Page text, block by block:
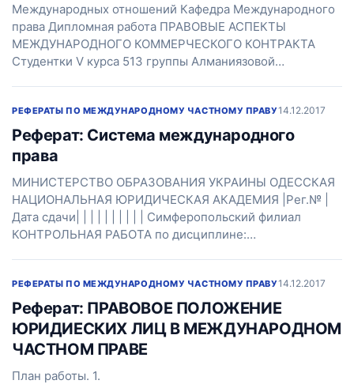
Международных отношений Кафедра Международного
права Дипломная работа ПРАВОВЫЕ АСПЕКТЫ
МЕЖДУНАРОДНОГО КОММЕРЧЕСКОГО КОНТРАКТА
Студентки V курса 513 группы Алманиязовой…
РЕФЕРАТЫ ПО МЕЖДУНАРОДНОМУ ЧАСТНОМУ ПРАВУ14.12.2017
Реферат: Система международного
права
МИНИСТЕРСТВО ОБРАЗОВАНИЯ УКРАИНЫ ОДЕССКАЯ
НАЦИОНАЛЬНАЯ ЮРИДИЧЕСКАЯ АКАДЕМИЯ |Рег.№ |
Дата сдачи| | | | | | | | | | Симферопольский филиал
КОНТРОЛЬНАЯ РАБОТА по дисциплине:…
РЕФЕРАТЫ ПО МЕЖДУНАРОДНОМУ ЧАСТНОМУ ПРАВУ14.12.2017
Реферат: ПРАВОВОЕ ПОЛОЖЕНИЕ
ЮРИДИЕСКИХ ЛИЦ В МЕЖДУНАРОДНОМ
ЧАСТНОМ ПРАВЕ
План работы. 1.